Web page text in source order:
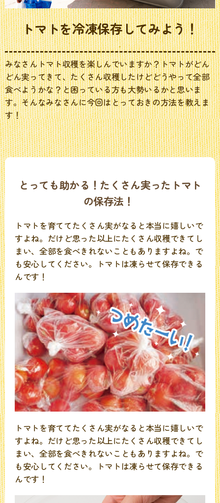
トマトを冷凍保存してみよう！
みなさんトマト収穫を楽しんでいますか？トマトがどん
どん実ってきて、たくさん収穫したけどどうやって全部
食べようかな？と困っている方も大勢いるかと思いま
す。そんなみなさんに今回はとっておきの方法を教えま
す！
とっても助かる！たくさん実ったトマト
の保存法！
トマトを育ててたくさん実がなると本当に嬉しいで
すよね。だけど思った以上にたくさん収穫できてし
まい、全部を食べきれないこともありますよね。で
も安心してください。トマトは凍らせて保存できる
んです！
トマトを育ててたくさん実がなると本当に嬉しいで
すよね。だけど思った以上にたくさん収穫できてし
まい、全部を食べきれないこともありますよね。で
も安心してください。トマトは凍らせて保存できる
んです！